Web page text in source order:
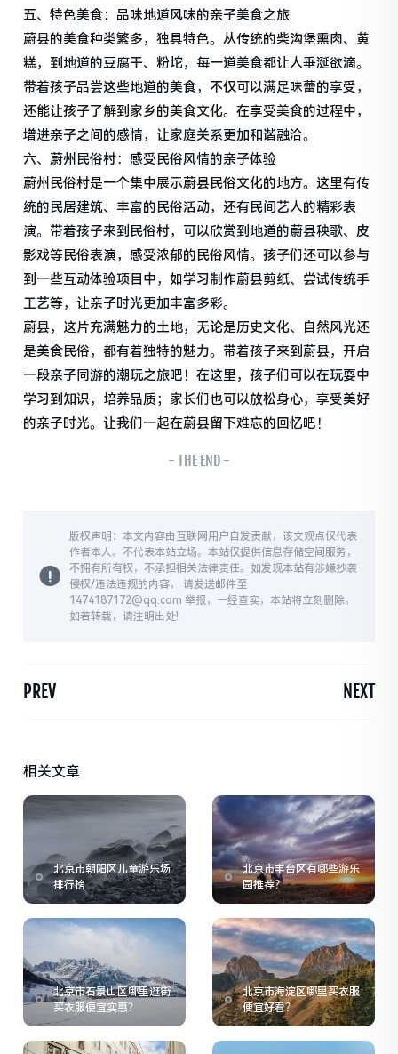
五、特色美食：品味地道风味的亲子美食之旅
蔚县的美食种类繁多，独具特色。从传统的柴沟堡熏肉、黄
糕，到地道的豆腐干、粉坨，每一道美食都让人垂涎欲滴。
带着孩子品尝这些地道的美食，不仅可以满足味蕾的享受，
还能让孩子了解到家乡的美食文化。在享受美食的过程中，
增进亲子之间的感情，让家庭关系更加和谐融洽。
六、蔚州民俗村：感受民俗风情的亲子体验
蔚州民俗村是一个集中展示蔚县民俗文化的地方。这里有传
统的民居建筑、丰富的民俗活动，还有民间艺人的精彩表
演。带着孩子来到民俗村，可以欣赏到地道的蔚县秧歌、皮
影戏等民俗表演，感受浓郁的民俗风情。孩子们还可以参与
到一些互动体验项目中，如学习制作蔚县剪纸、尝试传统手
工艺等，让亲子时光更加丰富多彩。
蔚县，这片充满魅力的土地，无论是历史文化、自然风光还
是美食民俗，都有着独特的魅力。带着孩子来到蔚县，开启
一段亲子同游的潮玩之旅吧！在这里，孩子们可以在玩耍中
学习到知识，培养品质；家长们也可以放松身心，享受美好
的亲子时光。让我们一起在蔚县留下难忘的回忆吧！
- THE END -
版权声明：本文内容由互联网用户自发贡献，该文观点仅代表
作者本人。不代表本站立场。本站仅提供信息存储空间服务，
不拥有所有权，不承担相关法律责任。如发现本站有涉嫌抄袭
侵权/违法违规的内容， 请发送邮件至
1474187172@qq.com 举报，一经查实，本站将立刻删除。
如若转载，请注明出处!
PREV NEXT
相关文章
北京市朝阳区儿童游乐场
排行榜
北京市丰台区有哪些游乐
园推荐？
北京市石景山区哪里逛街
买衣服便宜实惠？
北京市海淀区哪里买衣服
便宜好看？